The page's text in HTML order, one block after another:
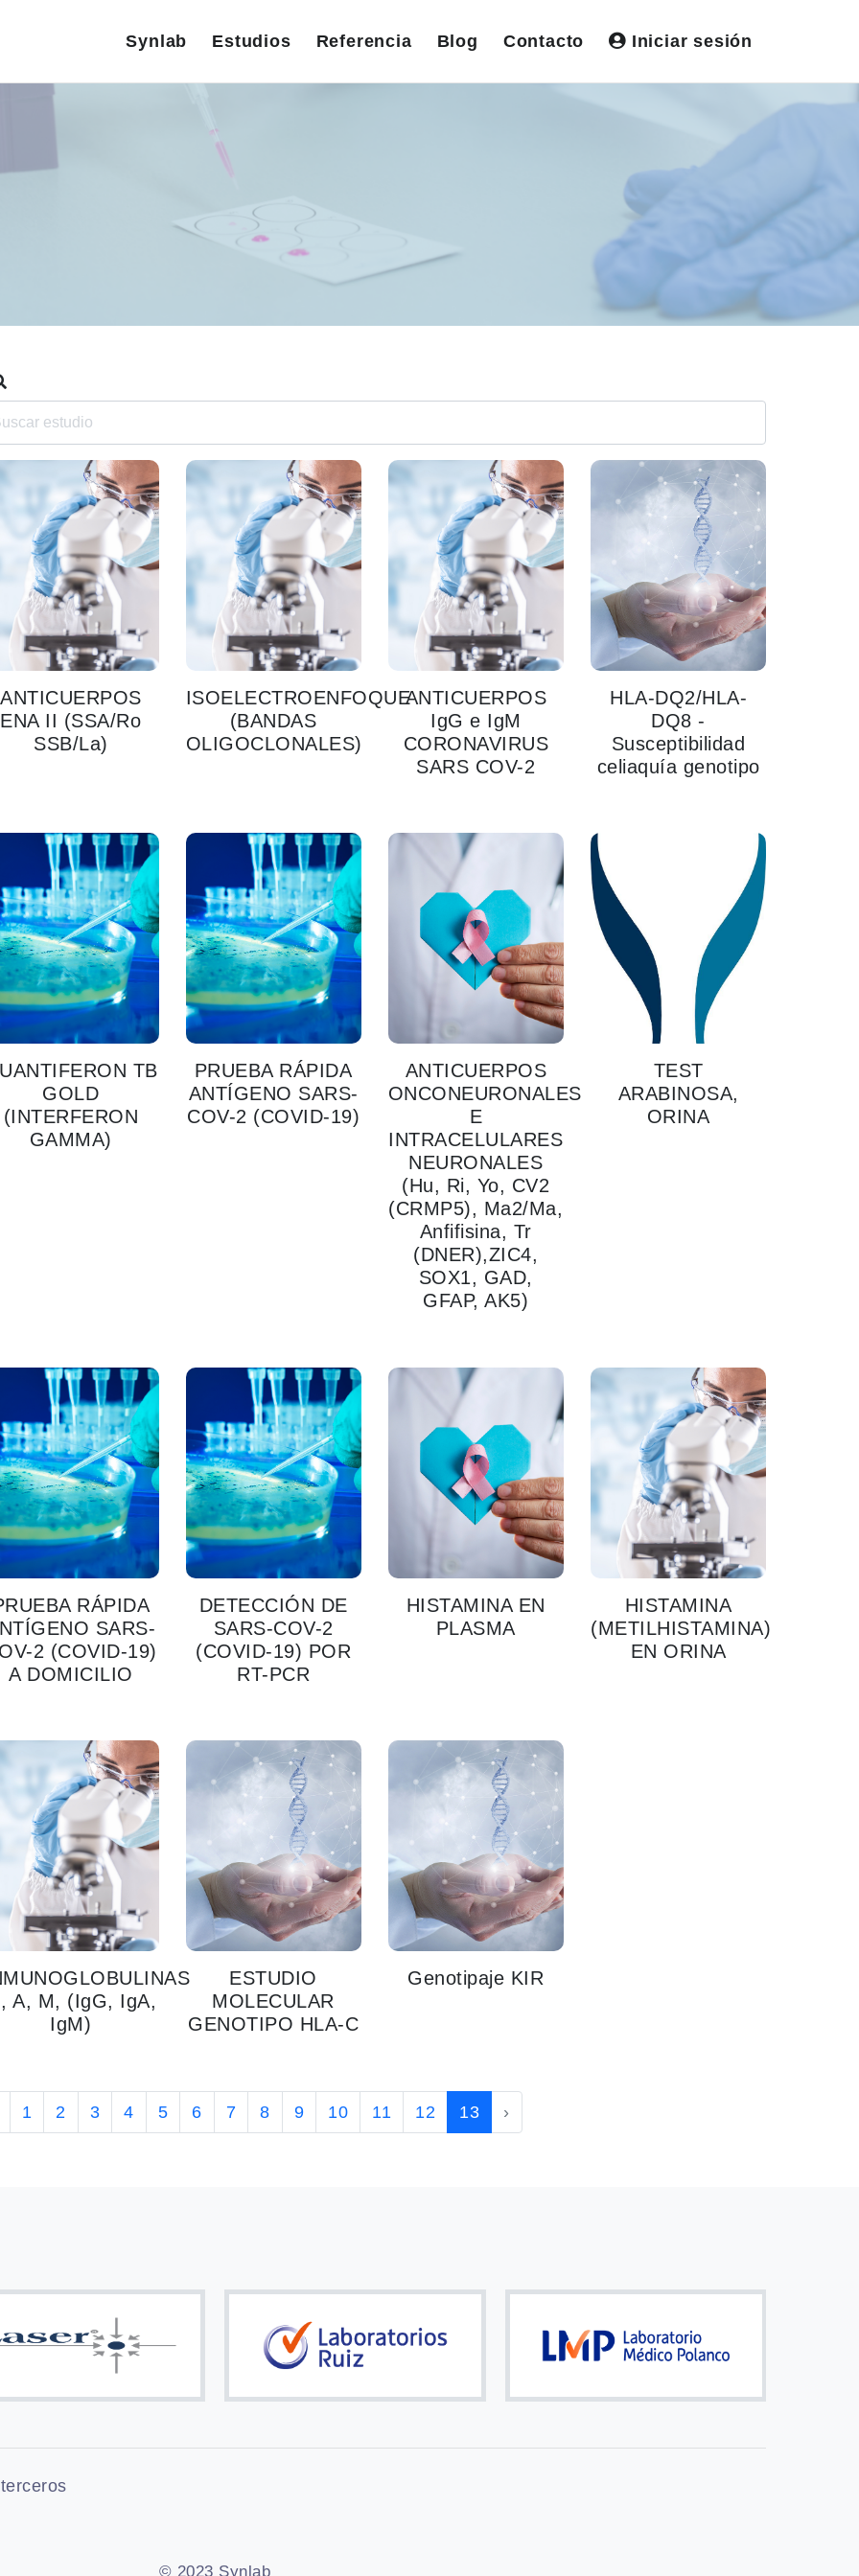
Synlab Estudios Referencia Blog Contacto Iniciar sesión
ANTICUERPOS
ENA II (SSA/Ro
SSB/La)
ISOELECTROENFOQUE
(BANDAS
OLIGOCLONALES)
ANTICUERPOS
IgG e IgM
CORONAVIRUS
SARS COV-2
HLA-DQ2/HLA-
DQ8 -
Susceptibilidad
celiaquía genotipo
TB
GOLD
(INTERFERON
GAMMA)
PRUEBA RÁPIDA
ANTÍGENO SARS-
COV-2 (COVID-19)
ANTICUERPOS
ONCONEURONALES
E
INTRACELULARES
NEURONALES
(Hu, Ri, Yo, CV2
(CRMP5), Ma2/Ma,
Anfifisina, Tr
(DNER),ZIC4,
SOX1, GAD,
GFAP, AK5)
TEST
ARABINOSA,
ORINA
RÁPIDA
SARS-
2 (COVID-19)
A DOMICILIO
DETECCIÓN DE
SARS-COV-2
(COVID-19) POR
RT-PCR
HISTAMINA EN
PLASMA
HISTAMINA
(METILHISTAMINA)
EN ORINA
A, M, (IgG, IgA,
IgM)
ESTUDIO
MOLECULAR
GENOTIPO HLA-C
Genotipaje KIR
1 2 3 4 5 6 7 8 9 10 11 12 13 ›
© 2023 Synlab